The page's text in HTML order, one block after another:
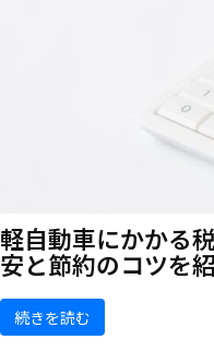
軽自動車にかかる
安と節約のコツを
続きを読む